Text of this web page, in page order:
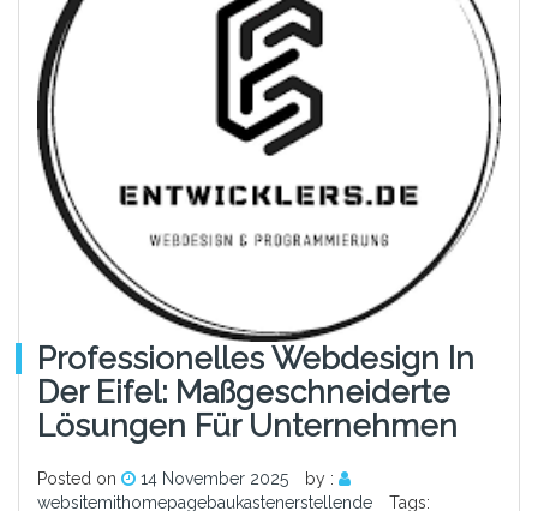
Professionelles Webdesign In
Der Eifel: Maßgeschneiderte
Lösungen Für Unternehmen
Posted on 14 November 2025
by :
websitemithomepagebaukastenerstellende
Tags: